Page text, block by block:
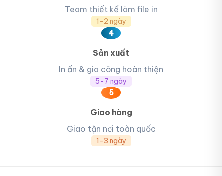
Team thiết kế làm file in
1-2 ngày
4
Sản xuất
In ấn & gia công hoàn thiện
5-7 ngày
5
Giao hàng
Giao tận nơi toàn quốc
1-3 ngày